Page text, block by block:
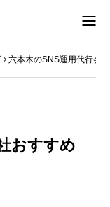
六本木のSNS運用代行会
おすすめ